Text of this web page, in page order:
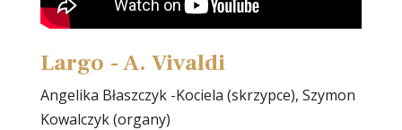
Largo - A. Vivaldi
Angelika Błaszczyk -Kociela (skrzypce), Szymon
Kowalczyk (organy)